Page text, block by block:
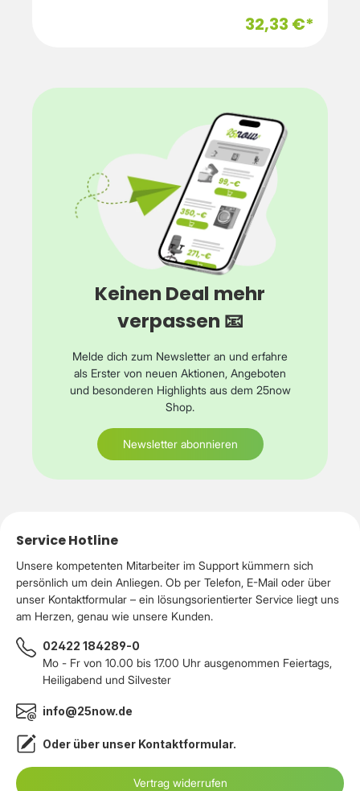
32,33 €*
Keinen Deal mehr
verpassen 📧
Melde dich zum Newsletter an und erfahre
als Erster von neuen Aktionen, Angeboten
und besonderen Highlights aus dem 25now
Shop.
Newsletter abonnieren
Service Hotline
Unsere kompetenten Mitarbeiter im Support kümmern sich
persönlich um dein Anliegen. Ob per Telefon, E-Mail oder über
unser Kontaktformular – ein lösungsorientierter Service liegt uns
am Herzen, genau wie unsere Kunden.
02422 184289-0
Mo - Fr von 10.00 bis 17.00 Uhr ausgenommen Feiertags,
Heiligabend und Silvester
info@25now.de
Oder über unser Kontaktformular.
Vertrag widerrufen